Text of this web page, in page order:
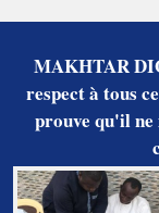
MAKHTAR
respect à tous
prouve qu'il ne